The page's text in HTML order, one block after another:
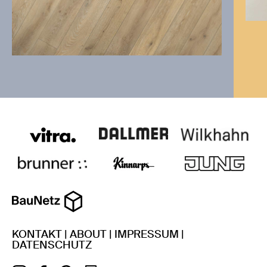
KONTAKT | ABOUT | IMPRESSUM |
DATENSCHUTZ